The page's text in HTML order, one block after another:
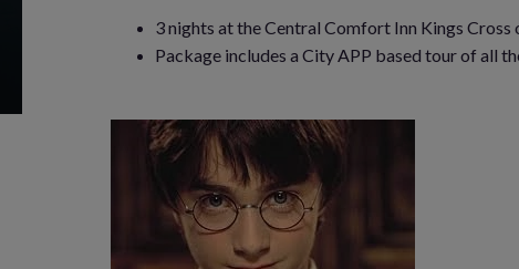
3 nights at the Central Comfort Inn Kings Cross
Package includes a City APP based tour of all